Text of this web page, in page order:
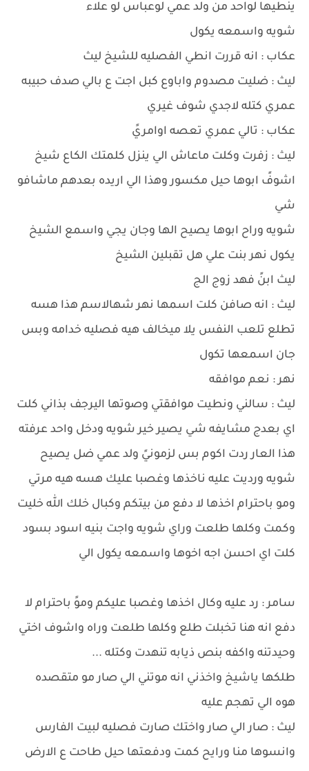
ينطيها لواحد من ولد عمي لوعباس لو علاء
شويه واسمعه يكول
عكاب : انه قررت انطي الفصليه للشيخ ليث
ليث : ضليت مصدوم واباوع كبل اجت ع بالي صدف حبيبه
عمري كتله لاجدي شوف غيري
عكاب : تالي عمري تعصه اوامريً
ليث : زفرت وكلت ماعاش الي ينزل كلمتك الكاع شيخ
اشوفً ابوها حيل مكسور وهذا الي اريده بعدهم ماشافو
شي
شويه وراح ابوها يصيح الها وجان يجي واسمع الشيخ
يكول نهر بنت علي هل تقبلين الشيخ
ليث ابنً فهد زوج الج
ليث : انه صافن كلت اسمها نهر شهالاسم هذا هسه
تطلع تلعب النفس يلا ميخالف هيه فصليه خدامه وبس
جان اسمعها تكول
نهر : نعم موافقه
ليث : سالني ونطيت موافقتي وصوتها اليرجف بذاني كلت
اي بعدج مشايفه شي يصير خير شويه ودخل واحد عرفته
هذا العار ردت اكوم بس لزمونيً ولد عمي ضل يصيح
شويه ورديت عليه ناخذها وغصبا عليك هسه هيه مرتي
ومو باحترام اخذها لا دفع من بيتكم وكبال خلك الله خليت
وكمت وكلها طلعت وراي شويه واجت بنيه اسود بسود
كلت اي احسن اجه اخوها واسمعه يكول الي
سامر : رد عليه وكال اخذها وغصبا عليكم وموً باحترام لا
دفع انه هنا تخبلت طلع وكلها طلعت وراه واشوف اختي
وحيدتنه واكفه بنص ذيابه تنهدت وكتله ...
طلكها ياشيخ واخذني انه موتني الي صار مو متقصده
هوه الي تهجم عليه
ليث : صار الي صار واختك صارت فصليه لبيت الفارس
وانسوها منا ورايح كمت ودفعتها حيل طاحت ع الارض